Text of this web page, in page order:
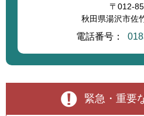
〒012-
秋田県湯沢市佐
電話番号：
緊急・重要